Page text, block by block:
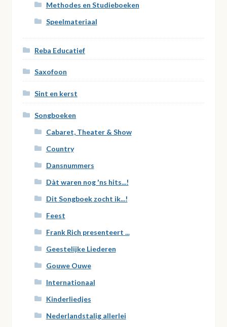
Methodes en Studieboeken
Speelmateriaal
Reba Educatief
Saxofoon
Sint en kerst
Songboeken
Cabaret, Theater & Show
Country
Dansnummers
Dàt waren nog 'ns hits...!
Dit Songboek zocht ik...!
Feest
Frank Rich presenteert ...
Geestelijke Liederen
Gouwe Ouwe
Internationaal
Kinderliedjes
Nederlandstalig allerlei